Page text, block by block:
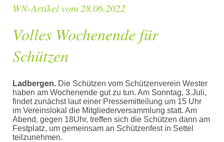
WN-Artikel vom 28.06.2022
Volles Wochenende für
Schützen
Ladbergen. Die Schützen vom Schützenverein Wester
haben am Wochenende gut zu tun. Am Sonntag, 3.Juli,
findet zunächst laut einer Pressemitteilung um 15 Uhr
im Vereinslokal die Mitgliederversammlung statt. Am
Abend, gegen 18Uhr, treffen sich die Schützen dann am
Festplatz, um gemeinsam an Schützenfest in Settel
teilzunehmen.